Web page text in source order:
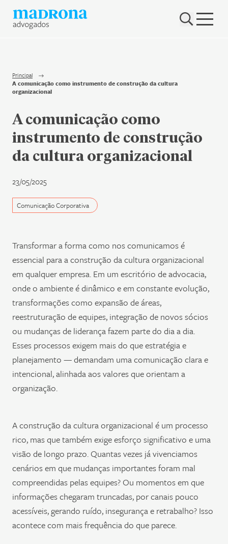
Nenhum resultado encontrado
Hub Madrona
Contato
Newsletter
Principal
A comunicação como instrumento de construção da cultura
organizacional
A comunicação como
instrumento de construção
da cultura organizacional
23/05/2025
Comunicação Corporativa
Transformar a forma como nos comunicamos é
essencial para a construção da cultura organizacional
em qualquer empresa. Em um escritório de advocacia,
onde o ambiente é dinâmico e em constante evolução,
transformações como expansão de áreas,
reestruturação de equipes, integração de novos sócios
ou mudanças de liderança fazem parte do dia a dia.
Esses processos exigem mais do que estratégia e
planejamento — demandam uma comunicação clara e
intencional, alinhada aos valores que orientam a
organização.
A construção da cultura organizacional é um processo
rico, mas que também exige esforço significativo e uma
visão de longo prazo. Quantas vezes já vivenciamos
cenários em que mudanças importantes foram mal
compreendidas pelas equipes? Ou momentos em que
informações chegaram truncadas, por canais pouco
acessíveis, gerando ruído, insegurança e retrabalho? Isso
acontece com mais frequência do que parece.